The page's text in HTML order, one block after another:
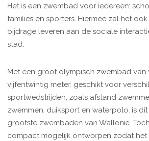
Het is een zwembad voor iedereen:
families en sporters. Hiermee zal het
bijdrage leveren aan de sociale
stad.
Met een groot olympisch zwembad van
vijfentwintig meter, geschikt voor
sportwedstrijden, zoals afstand
zwemmen, duiksport en waterpolo, is
grootste zwembaden van Wallonië.
compact mogelijk ontworpen zodat het